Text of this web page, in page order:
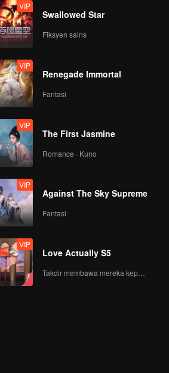
seluruh anggota
menunjukkan
lembah!
Episod 9(Bagian 3):
Jiwa kumpulan
Ma Jiaqi Canyon
mengejar hutan
dikemas kini!
VIP
《来场复盘局》EP09第
VIP
Semifinal Review(Part
VIP
Semifinal Review(Part
Team
VIP
《谁是峡谷垫底王？》
VIP
Swallowed Star
Fiksyen sains
VIP
Renegade Immortal
Fantasi
VIP
The First Jasmine
Romance · Kuno
VIP
Against The Sky Supreme
Fantasi
VIP
Love Actually S5
Takdir membawa mereka kepada cinta yang tulus!